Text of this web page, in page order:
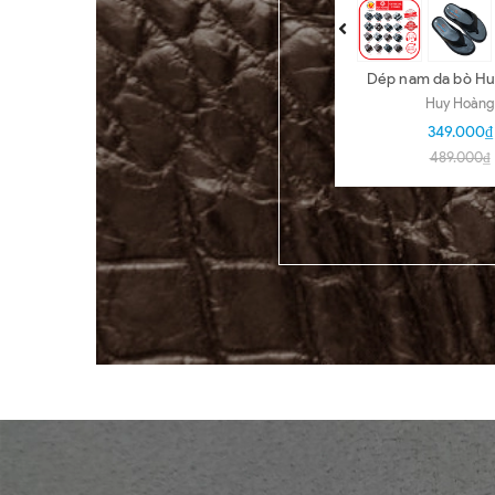
Dép nam da bò
nhiều loại
HD7140-51
Huy Hoàng
349.000₫
489.000₫